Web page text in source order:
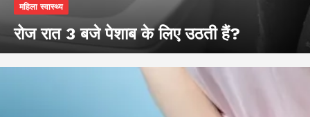
महिला स्वास्थ्य
रोज रात 3 बजे पेशाब के लिए उठती हैं?